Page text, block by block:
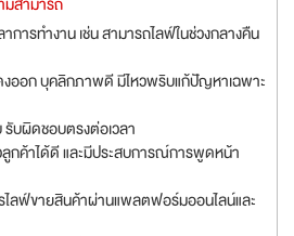
การทำงาน เช่น สามารถไลฟ์ในช่วงกลางคืน
ออก บุคลิกภาพดี มีไหวพริบแก้ปัญหาเฉพาะ
บผิดชอบตรงต่อเวลา
กค้าได้ดี และมีประสบการณ์การพูดหน้า
รไลฟ์ขายสินค้าผ่านแพลตฟอร์มออนไลน์และ